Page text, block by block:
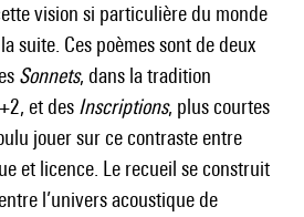
vision si particulière du monde
suite. Ces poèmes sont de deux
Sonnets, dans la tradition
et des Inscriptions, plus courtes
jouer sur ce contraste entre
et licence. Le recueil se construit
l’univers acoustique de